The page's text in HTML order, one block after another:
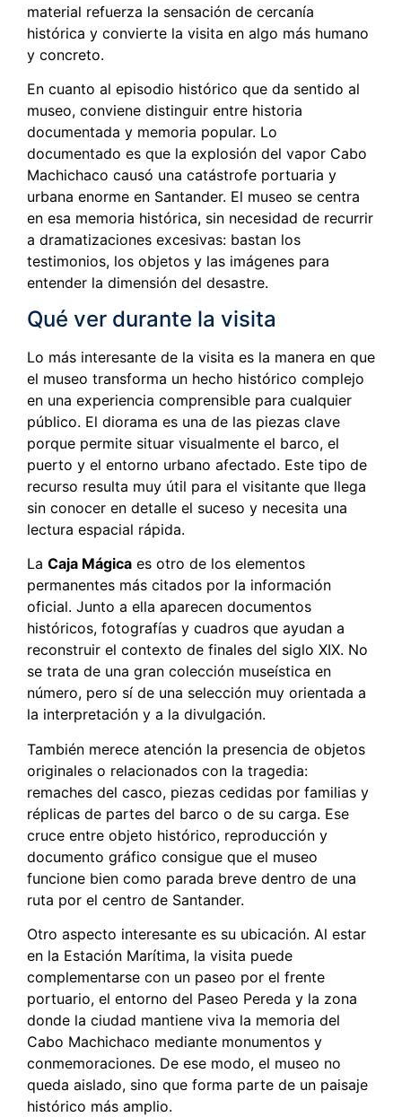
material refuerza la sensación de cercanía
histórica y convierte la visita en algo más humano
y concreto.
En cuanto al episodio histórico que da sentido al
museo, conviene distinguir entre historia
documentada y memoria popular. Lo
documentado es que la explosión del vapor Cabo
Machichaco causó una catástrofe portuaria y
urbana enorme en Santander. El museo se centra
en esa memoria histórica, sin necesidad de recurrir
a dramatizaciones excesivas: bastan los
testimonios, los objetos y las imágenes para
entender la dimensión del desastre.
Qué ver durante la visita
Lo más interesante de la visita es la manera en que
el museo transforma un hecho histórico complejo
en una experiencia comprensible para cualquier
público. El diorama es una de las piezas clave
porque permite situar visualmente el barco, el
puerto y el entorno urbano afectado. Este tipo de
recurso resulta muy útil para el visitante que llega
sin conocer en detalle el suceso y necesita una
lectura espacial rápida.
La Caja Mágica es otro de los elementos
permanentes más citados por la información
oficial. Junto a ella aparecen documentos
históricos, fotografías y cuadros que ayudan a
reconstruir el contexto de finales del siglo XIX. No
se trata de una gran colección museística en
número, pero sí de una selección muy orientada a
la interpretación y a la divulgación.
También merece atención la presencia de objetos
originales o relacionados con la tragedia:
remaches del casco, piezas cedidas por familias y
réplicas de partes del barco o de su carga. Ese
cruce entre objeto histórico, reproducción y
documento gráfico consigue que el museo
funcione bien como parada breve dentro de una
ruta por el centro de Santander.
Otro aspecto interesante es su ubicación. Al estar
en la Estación Marítima, la visita puede
complementarse con un paseo por el frente
portuario, el entorno del Paseo Pereda y la zona
donde la ciudad mantiene viva la memoria del
Cabo Machichaco mediante monumentos y
conmemoraciones. De ese modo, el museo no
queda aislado, sino que forma parte de un paisaje
histórico más amplio.